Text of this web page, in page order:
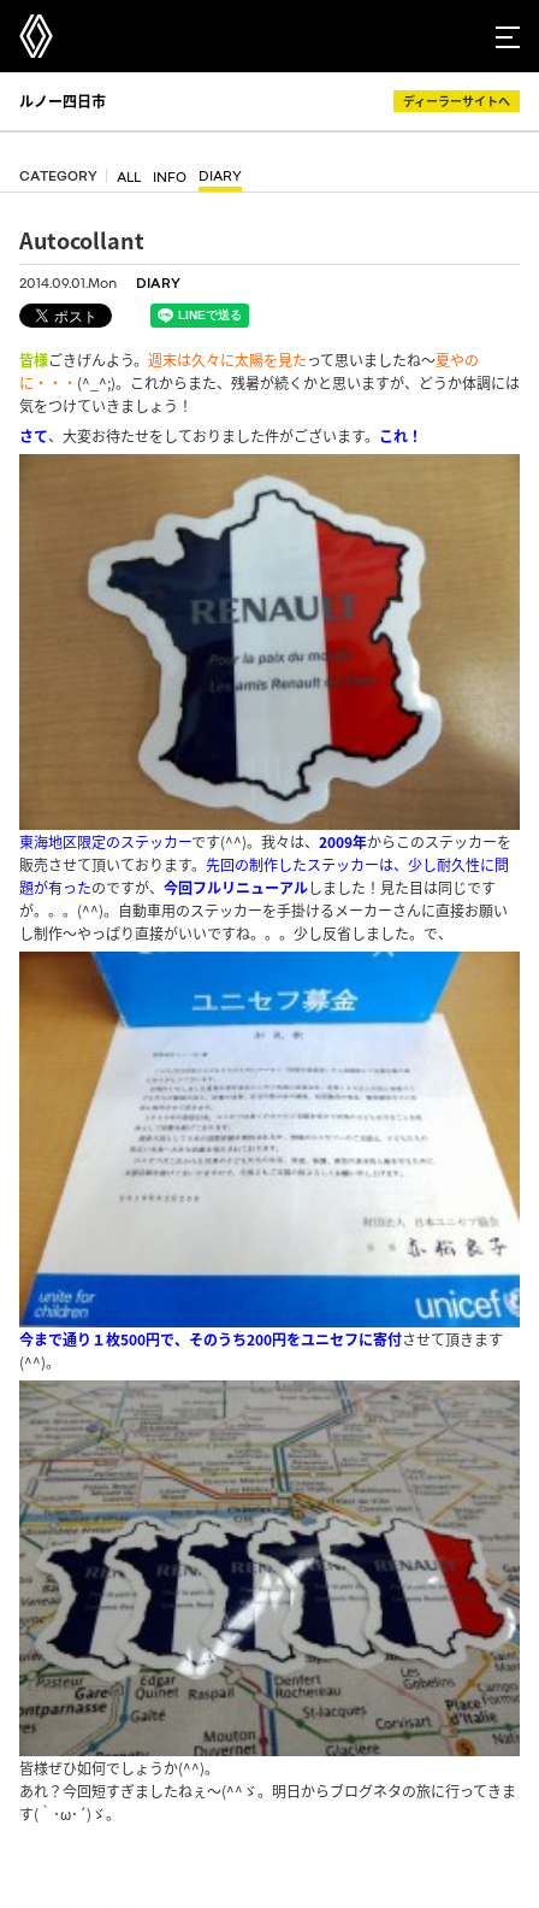
ルノー四日市 ディーラーサイトへ
CATEGORY ALL INFO DIARY
Autocollant
2014.09.01.Mon DIARY
皆様ごきげんよう。 週末は久々に太陽を見たって思いましたね～夏やの
に・・・ (^_^;)。これからまた、残暑が続くかと思いますが、どうか体調には
気をつけていきましょう！
さて、大変お待たせをしておりました件がございます。 これ！
東海地区限定のステッカーです(^^)。我々は、 2009年からこのステッカーを
販売させて頂いております。 先回の制作したステッカーは、少し耐久性に問
題が有ったのですが、 今回フルリニューアルしました！見た目は同じです
が。。。(^^)。自動車用のステッカーを手掛けるメーカーさんに直接お願い
し制作～やっぱり直接がいいですね。。。少し反省しました。で、
今まで通り１枚500円で、そのうち200円をユニセフに寄付させて頂きます
(^^)。
皆様ぜひ如何でしょうか(^^)。
あれ？今回短すぎましたねぇ～(^^ゞ。明日からブログネタの旅に行ってきま
す(｀･ω･´)ゞ。